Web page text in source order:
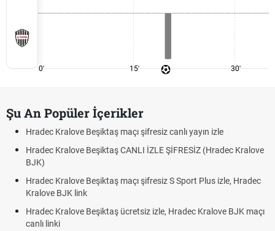
0' 15' 30'
Şu An Popüler İçerikler
Hradec Kralove Beşiktaş maçı şifresiz canlı yayın izle
Hradec Kralove Beşiktaş CANLI İZLE ŞİFRESİZ (Hradec Kralove
BJK)
Hradec Kralove Beşiktaş maçı şifresiz S Sport Plus izle, Hradec
Kralove BJK link
Hradec Kralove Beşiktaş ücretsiz izle, Hradec Kralove BJK maçı
canlı linki